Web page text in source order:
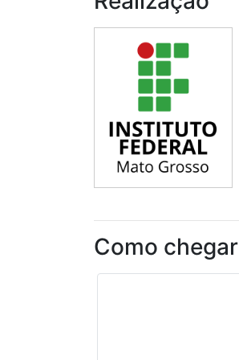
Como chegar